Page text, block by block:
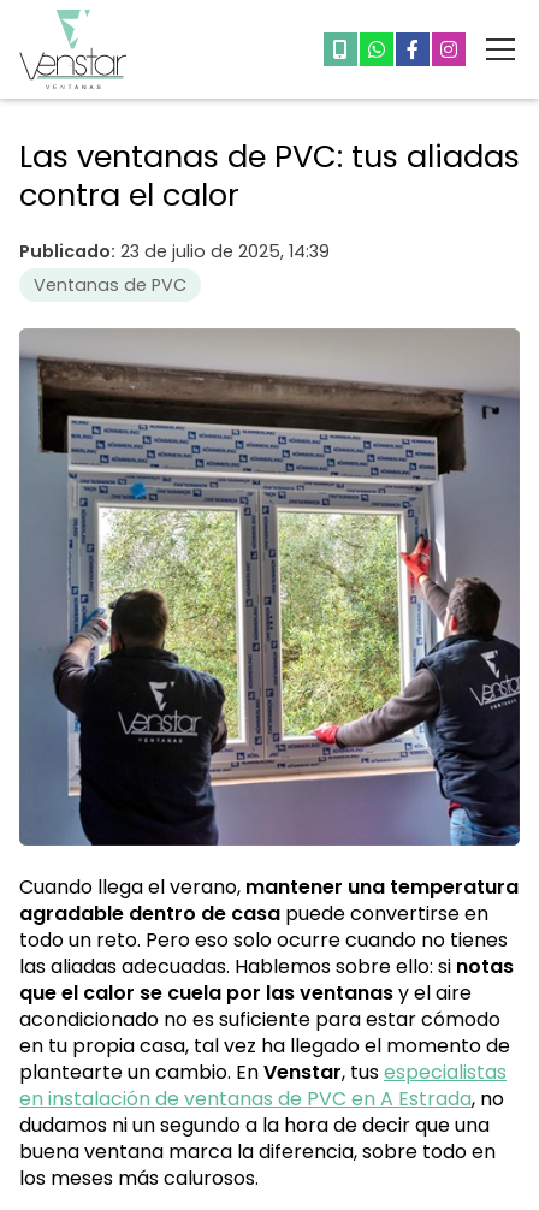
Las ventanas de PVC: tus aliadas
contra el calor
Publicado: 23 de julio de 2025, 14:39
Ventanas de PVC
Cuando llega el verano, mantener una temperatura
agradable dentro de casa puede convertirse en
todo un reto. Pero eso solo ocurre cuando no tienes
las aliadas adecuadas. Hablemos sobre ello: si notas
que el calor se cuela por las ventanasy el aire
acondicionado no es suficiente para estar cómodo
en tu propia casa, tal vez ha llegado el momento de
plantearte un cambio. EnVenstar, tusespecialistas
en instalación de ventanas de PVC en A Estrada, no
dudamos ni un segundo a la hora de decir que una
buena ventana marca la diferencia, sobre todo en
los meses más calurosos.